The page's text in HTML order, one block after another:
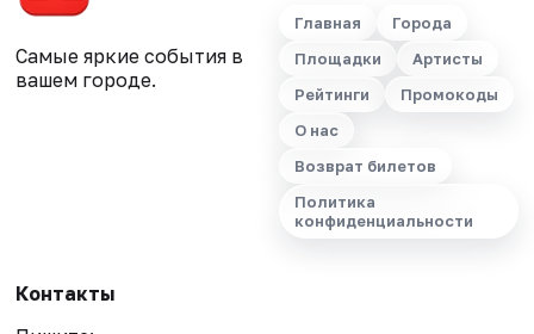
Самые яркие события в
вашем городе.
Главная
Города
Площадки
Артисты
Рейтинги
Промокоды
О нас
Возврат билетов
Политика
конфиденциальности
Контакты